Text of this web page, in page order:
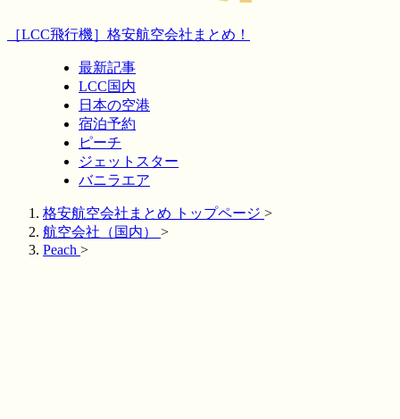
［LCC飛行機］格安航空会社まとめ！
最新記事
LCC国内
日本の空港
宿泊予約
ピーチ
ジェットスター
バニラエア
格安航空会社まとめ トップページ >
航空会社（国内）
>
Peach >